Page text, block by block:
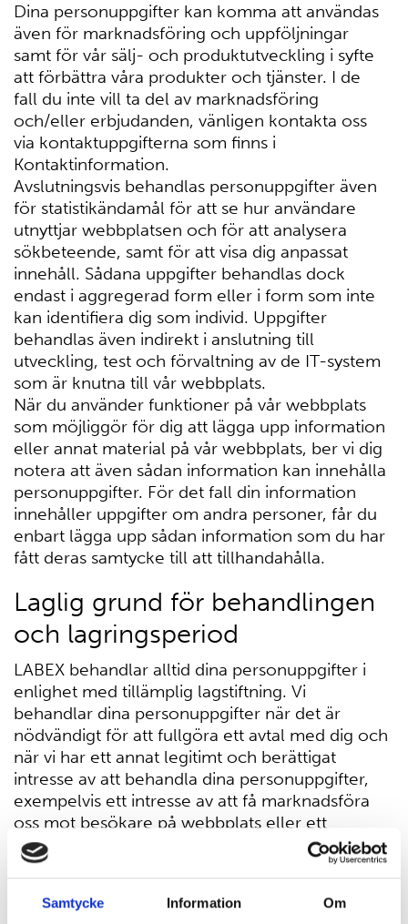
Samtycke Information Om
Dina personuppgifter kan komma att användas
även för marknadsföring och uppföljningar
samt för vår sälj- och produktutveckling i syfte
att förbättra våra produkter och tjänster. I de
fall du inte vill ta del av marknadsföring
och/eller erbjudanden, vänligen kontakta oss
via kontaktuppgifterna som finns i
Kontaktinformation.
Avslutningsvis behandlas personuppgifter även
för statistikändamål för att se hur användare
utnyttjar webbplatsen och för att analysera
sökbeteende, samt för att visa dig anpassat
innehåll. Sådana uppgifter behandlas dock
endast i aggregerad form eller i form som inte
kan identifiera dig som individ. Uppgifter
behandlas även indirekt i anslutning till
utveckling, test och förvaltning av de IT-system
som är knutna till vår webbplats.
När du använder funktioner på vår webbplats
som möjliggör för dig att lägga upp information
eller annat material på vår webbplats, ber vi dig
notera att även sådan information kan innehålla
personuppgifter. För det fall din information
innehåller uppgifter om andra personer, får du
enbart lägga upp sådan information som du har
fått deras samtycke till att tillhandahålla.
Laglig grund för behandlingen
och lagringsperiod
LABEX behandlar alltid dina personuppgifter i
enlighet med tillämplig lagstiftning. Vi
behandlar dina personuppgifter när det är
nödvändigt för att fullgöra ett avtal med dig och
när vi har ett annat legitimt och berättigat
intresse av att behandla dina personuppgifter,
exempelvis ett intresse av att få marknadsföra
oss mot besökare på webbplats eller ett
intresse av att utveckla vår webbplats eller våra
produkter och/eller tjänster. Om vi skulle
ändamål som enlig tillämplig lagstiftning kräver